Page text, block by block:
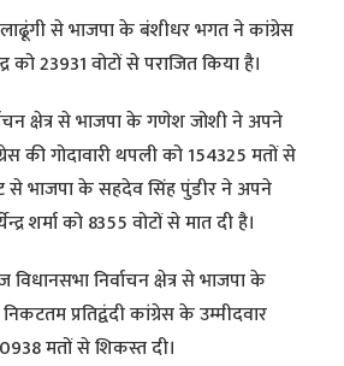
से भाजपा के बंशीधर भगत ने कांग्रेस
को 23931 वोटों से पराजित किया है।
क्षेत्र से भाजपा के गणेश जोशी ने अपने
की गोदावारी थपली को 154325 मतों से
से भाजपा के सहदेव सिंह पुंडीर ने अपने
शर्मा को 8355 वोटों से मात दी है।
निर्वाचन क्षेत्र से भाजपा के
प्रतिद्वंदी कांग्रेस के उम्मीदवार
मतों से शिकस्त दी।